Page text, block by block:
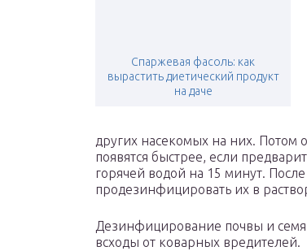
Спаржевая фасоль: как
вырастить диетический продукт
на даче
других насекомых на них. Потом
появятся быстрее, если
горячей водой на 15 минут.
продезинфицировать их в
Дезинфицирование почвы и
всходы от коварных вредителей.